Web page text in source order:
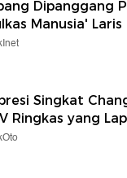
Dipanggang
Manusia' Laris
Singkat
Ringkas yang